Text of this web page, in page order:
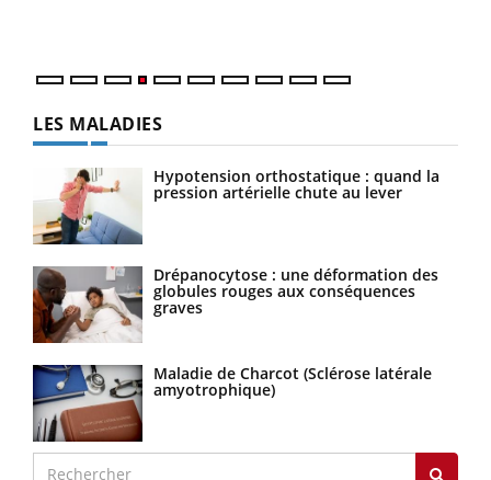
LES MALADIES
Hypotension orthostatique : quand la
pression artérielle chute au lever
Drépanocytose : une déformation des
globules rouges aux conséquences
graves
Maladie de Charcot (Sclérose latérale
amyotrophique)